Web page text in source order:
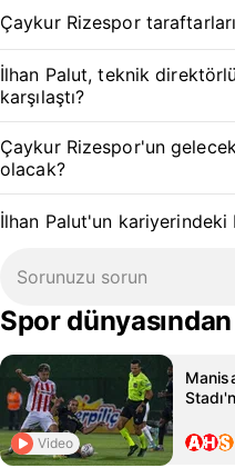
Çaykur Rizespor
İlhan Palut, teknik
karşılaştı?
Çaykur Rizespor'un
olacak?
İlhan Palut'un kariyerindeki
Spor
Video